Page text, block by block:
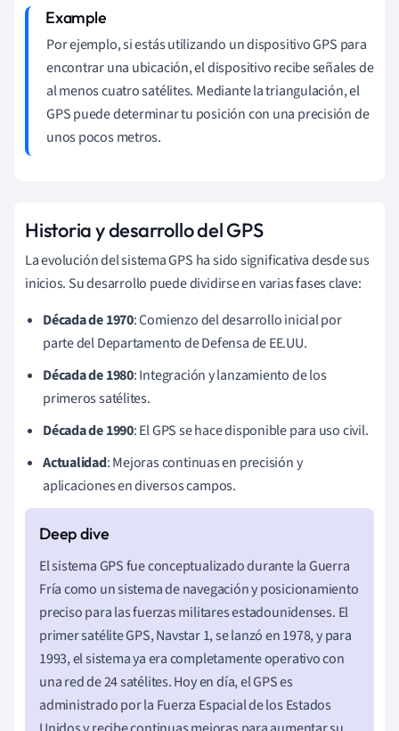
Por ejemplo, si estás utilizando un dispositivo GPS para
encontrar una ubicación, el dispositivo recibe señales de
al menos cuatro satélites. Mediante la triangulación, el
GPS puede determinar tu posición con una precisión de
unos pocos metros.
Historia y desarrollo del GPS
La evolución del sistema GPS ha sido significativa desde sus
inicios. Su desarrollo puede dividirse en varias fases clave:
Década de 1970: Comienzo del desarrollo inicial por
parte del Departamento de Defensa de EE.UU.
Década de 1980: Integración y lanzamiento de los
primeros satélites.
Década de 1990: El GPS se hace disponible para uso civil.
Actualidad: Mejoras continuas en precisión y
aplicaciones en diversos campos.
El sistema GPS fue conceptualizado durante la Guerra
Fría como un sistema de navegación y posicionamiento
preciso para las fuerzas militares estadounidenses. El
primer satélite GPS, Navstar 1, se lanzó en 1978, y para
1993, el sistema ya era completamente operativo con
una red de 24 satélites. Hoy en día, el GPS es
administrado por la Fuerza Espacial de los Estados